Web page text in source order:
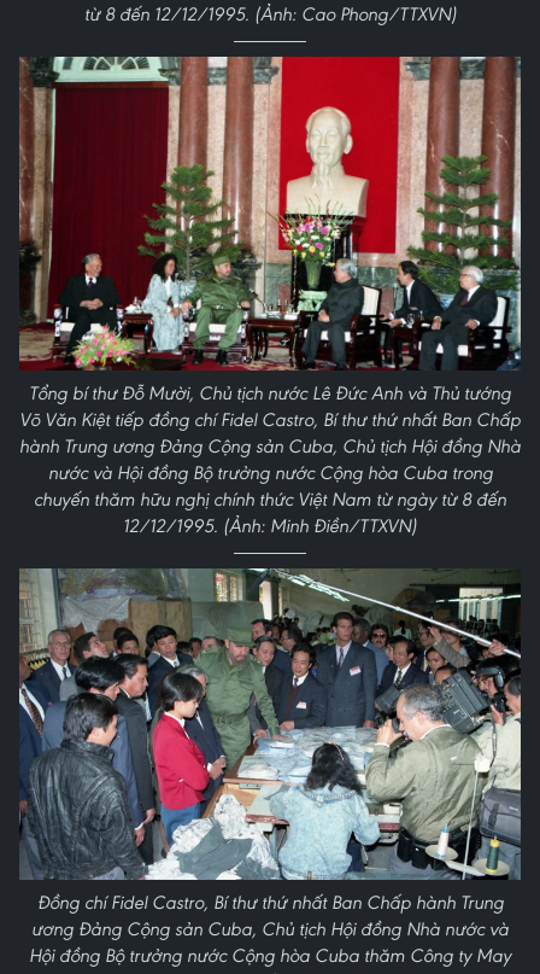
từ 8 đến 12/12/1995. (Ảnh: Cao Phong/TTXVN)
Tổng bí thư Đỗ Mười, Chủ tịch nước Lê Đức Anh và Thủ tướng
Võ Văn Kiệt tiếp đồng chí Fidel Castro, Bí thư thứ nhất Ban Chấp
hành Trung ương Đảng Cộng sản Cuba, Chủ tịch Hội đồng Nhà
nước và Hội đồng Bộ trưởng nước Cộng hòa Cuba trong
chuyến thăm hữu nghị chính thức Việt Nam từ ngày từ 8 đến
12/12/1995. (Ảnh: Minh Điền/TTXVN)
Đồng chí Fidel Castro, Bí thư thứ nhất Ban Chấp hành Trung
ương Đảng Cộng sản Cuba, Chủ tịch Hội đồng Nhà nước và
Hội đồng Bộ trưởng nước Cộng hòa Cuba thăm Công ty May